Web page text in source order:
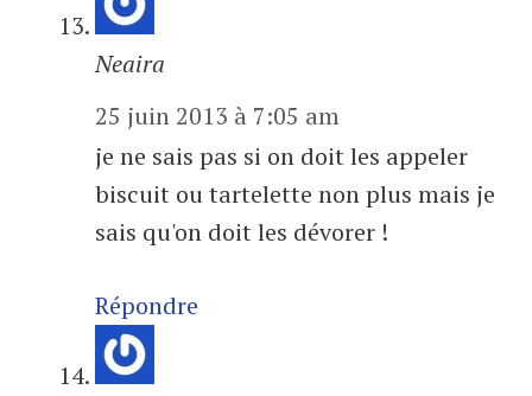
Neaira
25 juin 2013 à 7:05 am
je ne sais pas si on doit les appeler
biscuit ou tartelette non plus mais je
sais qu'on doit les dévorer !
Répondre